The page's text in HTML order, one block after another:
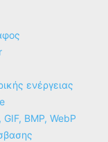
ενέργειας
BMP, WebP